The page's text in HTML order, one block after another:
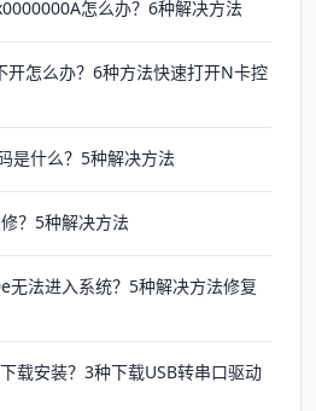
怎么办？6种解决方法
开怎么办？6种方法快速打开N卡控
是什么？5种解决方法
？5种解决方法
无法进入系统？5种解决方法修复
载安装？3种下载USB转串口驱动